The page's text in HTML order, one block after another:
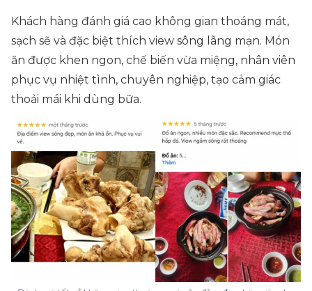
Khách hàng đánh giá cao không gian thoáng mát,
sạch sẽ và đặc biệt thích view sông lãng mạn. Món
ăn được khen ngon, chế biến vừa miệng, nhân viên
phục vụ nhiệt tình, chuyên nghiệp, tạo cảm giác
thoải mái khi dùng bữa.